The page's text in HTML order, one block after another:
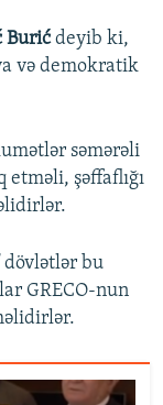
Burićdeyib ki,
və demokratik
səmərəli
şəffaflığı
dövlətlər bu
GRECO-nun